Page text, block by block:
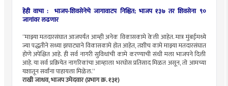
हेही वाचा : भाजप-शिवसेनेचे जागावाटप निश्चित; भाजप १३७ तर शिवसेना ९०
जागांवर लढणार
“माझ्या मतदारसंघात आजपर्यंत आम्ही अनेक विकासकामे केली आहेत. मात्र मुंबईमध्ये
ज्या पद्धतीने सध्या झपाट्याने विकासकामे होत आहेत, तशीच कामे माझ्या मतदारसंघात
होणे अपेक्षित आहे. ही सर्व नागरी सुविधांची कामे करण्याची संधी मला भाजपने दिली
आहे. या सर्व प्रक्रियेत नागरिकांचा आम्हाला भरघोस प्रतिसाद मिळत असून, तो आमच्या
यशातून सर्वांना पाहायला मिळेल.”
राखी जाधव, भाजप उमेदवार (प्रभाग क्र. १३१)